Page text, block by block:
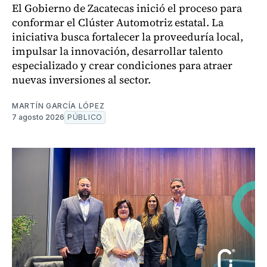
El Gobierno de Zacatecas inició el proceso para
conformar el Clúster Automotriz estatal. La
iniciativa busca fortalecer la proveeduría local,
impulsar la innovación, desarrollar talento
especializado y crear condiciones para atraer
nuevas inversiones al sector.
MARTÍN GARCÍA LÓPEZ
7 agosto 2026 PÚBLICO